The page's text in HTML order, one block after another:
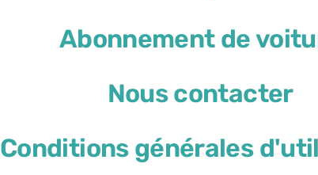
Abonnement de
Nous contacter
Conditions générales
Lieu de restitution différent